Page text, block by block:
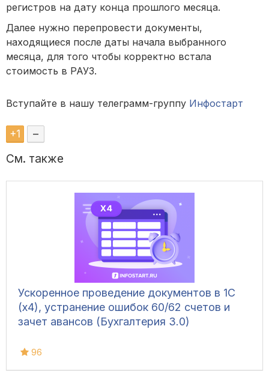
регистров на дату конца прошлого месяца.
Далее нужно перепровести документы,
находящиеся после даты начала выбранного
месяца, для того чтобы корректно встала
стоимость в РАУЗ.
Вступайте в нашу телеграмм-группу Инфостарт
+1 –
См. также
Ускоренное проведение документов в 1С
(x4), устранение ошибок 60/62 счетов и
зачет авансов (Бухгалтерия 3.0)
96